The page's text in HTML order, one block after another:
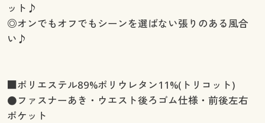
ット♪
◎オンでもオフでもシーンを選ばない張りのある風合
い♪
■ポリエステル89%ポリウレタン11%(トリコット)
●ファスナーあき・ウエスト後ろゴム仕様・前後左右
ポケット